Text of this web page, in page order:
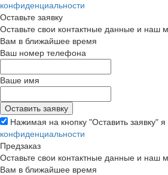
конфиденциальности
Оставьте заявку
Оставьте свои контактные данные и наш
Вам в ближайшее время
Ваш номер телефона
Ваше имя
Нажимая на кнопку "Оставить заявку"
конфиденциальности
Предзаказ
Оставьте свои контактные данные и наш
Вам в ближайшее время